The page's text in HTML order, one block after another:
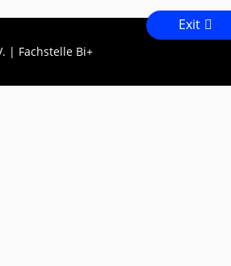
Exit
| Fachstelle Bi+